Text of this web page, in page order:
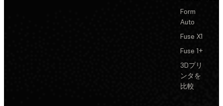
Form
Auto
Fuse X1
Fuse 1+
3Dプリ
ンタを
比較